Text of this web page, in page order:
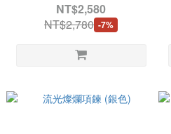
NT$2,580
NT$2,780 -7%